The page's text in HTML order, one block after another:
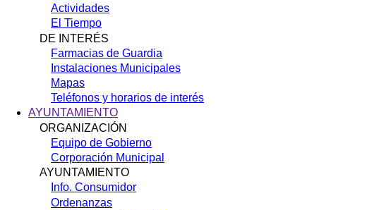
Actividades
El Tiempo
DE INTERÉS
Farmacias de Guardia
Instalaciones Municipales
Mapas
Teléfonos y horarios de interés
AYUNTAMIENTO
ORGANIZACIÓN
Equipo de Gobierno
Corporación Municipal
AYUNTAMIENTO
Info. Consumidor
Ordenanzas